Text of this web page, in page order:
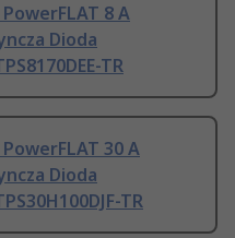
8 A
Dioda
TR
30 A
Dioda
TR